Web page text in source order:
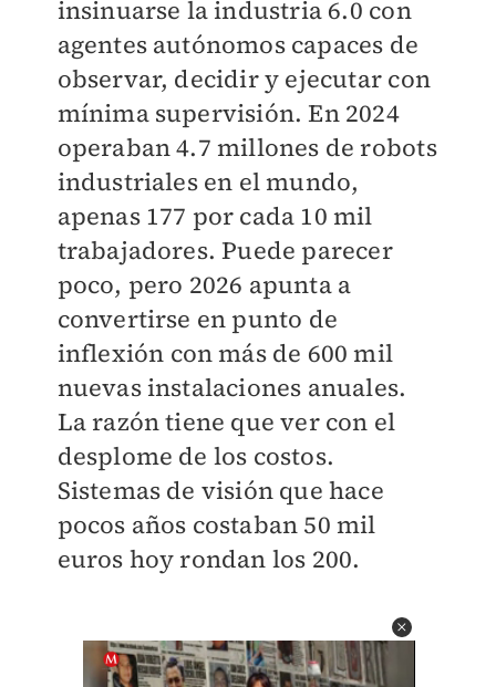
insinuarse la industria 6.0 con
agentes autónomos capaces de
observar, decidir y ejecutar con
mínima supervisión. En 2024
operaban 4.7 millones de robots
industriales en el mundo,
apenas 177 por cada 10 mil
trabajadores. Puede parecer
poco, pero 2026 apunta a
convertirse en punto de
inflexión con más de 600 mil
nuevas instalaciones anuales.
La razón tiene que ver con el
desplome de los costos.
Sistemas de visión que hace
pocos años costaban 50 mil
euros hoy rondan los 200.